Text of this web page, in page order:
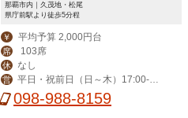
那覇市内｜久茂地・松尾
県庁前駅より徒歩5分程
￥ 平均予算 2,000円台
席 103席
休 なし
営
平日・祝前日（日～木）17:00-翌
2:00（LO翌1:00）、週末（金土）17:
098-988-8159